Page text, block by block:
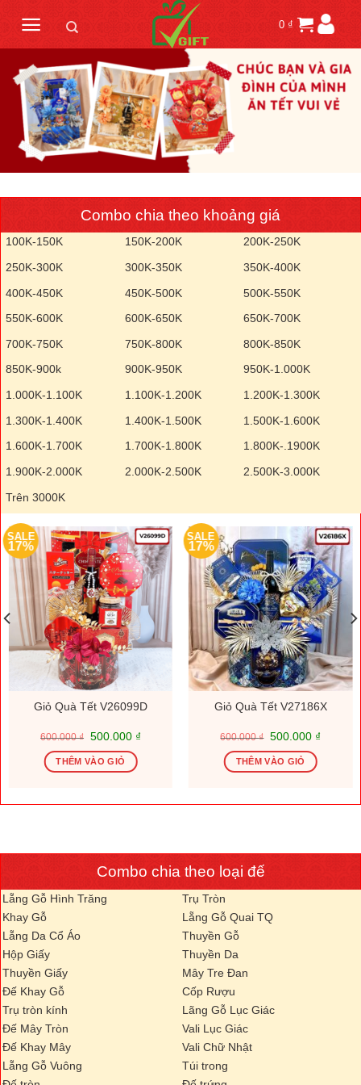
content
0 ₫
Combo chia theo khoảng giá
100K-150K 150K-200K
200K-250K
250K-300K
300K-350K
350K-400K
400K-450K
450K-500K
500K-550K
550K-600K
600K-650K
650K-700K
700K-750K
750K-800K
800K-850K
850K-900k
900K-950K
950K-1.000K
1.000K-1.100K
1.100K-1.200K
1.200K-1.300K
1.300K-1.400K
1.400K-1.500K
1.500K-1.600K
1.600K-1.700K
1.700K-1.800K
1.800K-.1900K
1.900K-2.000K
2.000K-2.500K
2.500K-3.000K
Trên 3000K
SALE
17%
Giỏ Quà Tết V26099D
600.000₫
Giá
là:
600.000 ₫.
500.000 ₫Giá
THÊM VÀO GIỎ
SALE
17%
Giỏ Quà Tết V27186X
600.000₫
Giá
là:
600.000 ₫.
500.000 ₫Giá
THÊM VÀO GIỎ
Combo chia theo loại đế
Lẵng Gỗ Hình Trăng
Trụ Tròn
Khay Gỗ
Lẵng Gỗ Quai TQ
Lẵng Da Cổ Áo
Thuyền Gỗ
Hộp Giấy
Thuyền Da
Thuyền Giấy
Mây Tre Đan
Đế Khay Gỗ
Cốp Rượu
Trụ tròn kính
Lãng Gỗ Lục Giác
Đế Mây Tròn
Vali Lục Giác
Đế Khay Mây
Vali Chữ Nhật
Lẵng Gỗ Vuông
Túi trong